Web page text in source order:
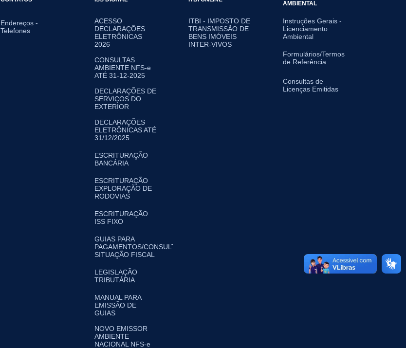
Endereços -
Telefones
ACESSO
DECLARAÇÕES
ELETRÔNICAS
2026
CONSULTAS
AMBIENTE NFS-e
ATÉ 31-12-2025
DECLARAÇÕES DE
SERVIÇOS DO
EXTERIOR
DECLARAÇÕES
ELETRÔNICAS ATÉ
31/12/2025
ESCRITURAÇÃO
BANCÁRIA
ESCRITURAÇÃO
EXPLORAÇÃO DE
RODOVIAS
ESCRITURAÇÃO
ISS FIXO
GUIAS PARA
PAGAMENTOS/CONSULTA
SITUAÇÃO FISCAL
LEGISLAÇÃO
TRIBUTÁRIA
MANUAL PARA
EMISSÃO DE
GUIAS
NOVO EMISSOR
AMBIENTE
NACIONAL NFS-e
ITBI - IMPOSTO DE
TRANSMISSÃO DE
BENS IMÓVEIS
INTER-VIVOS
AMBIENTAL
Instruções Gerais -
Licenciamento
Ambiental
Formulários/Termos
de Referência
Consultas de
Licenças Emitidas